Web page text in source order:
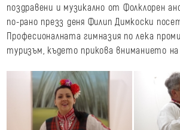
поздравени и музикално от Фолклорен
по-рано презз деня Филип Димкоски
Професионалната гимназия по лека
туризъм, където прикова вниманието